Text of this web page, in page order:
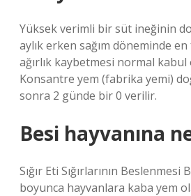
Yüksek verimli bir süt ineğinin
aylık erken sağım döneminde
ağırlık kaybetmesi normal kabul
Konsantre yem (fabrika yemi)
sonra 2 günde bir 0 verilir.
Besi hayvanına
Sığır Eti Sığırlarının
boyunca hayvanlara kaba yem